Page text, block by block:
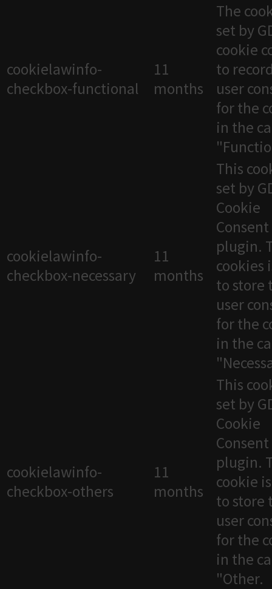
cookielawinfo-
checkbox-functional
11
months
The
set by
cookie
to
user
for the
in the
cookielawinfo-
checkbox-necessary
11
months
This
set by
Cookie
Consent
plugin.
cookies
to store
user
for the
in the
cookielawinfo-
checkbox-others
11
months
This
set by
Cookie
Consent
plugin.
cookie
to store
user
for the
in the
"Other.